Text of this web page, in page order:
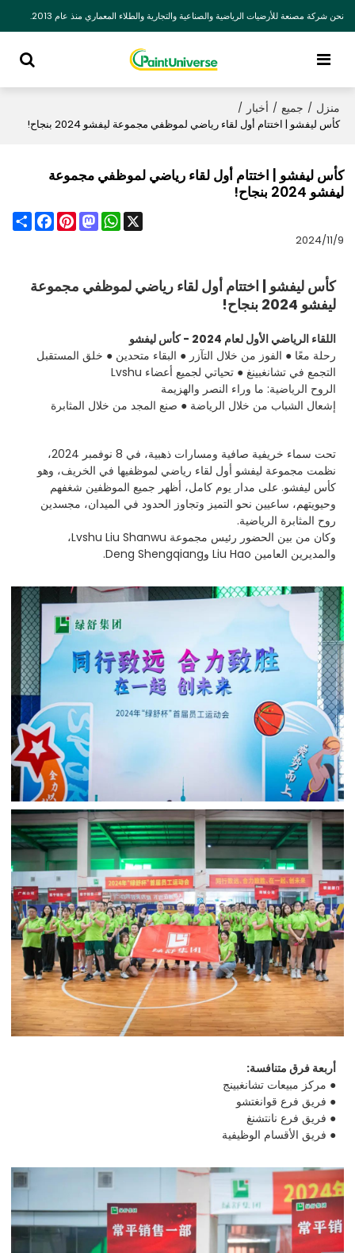
نحن شركة مصنعة للأرضيات الرياضية والصناعية والتجارية والطلاء المعماري منذ عام 2013.
منزل / جميع / أخبار /
كأس ليفشو | اختتام أول لقاء رياضي لموظفي مجموعة ليفشو 2024 بنجاح!
كأس ليفشو | اختتام أول لقاء رياضي لموظفي مجموعة
ليفشو 2024 بنجاح!
Share
FacebookPinterest
Mastodon
WhatsApp
X
2024/11/9
كأس ليفشو | اختتام أول لقاء رياضي لموظفي مجموعة
ليفشو 2024 بنجاح!
اللقاء الرياضي الأول لعام 2024 - كأس ليفشو
رحلة معًا ● الفوز من خلال التآزر ● البقاء متحدين ● خلق المستقبل
التجمع في تشانغبينغ ● تحياتي لجميع أعضاء Lvshu
الروح الرياضية: ما وراء النصر والهزيمة
إشعال الشباب من خلال الرياضة ● صنع المجد من خلال المثابرة
تحت سماء خريفية صافية ومسارات ذهبية، في 8 نوفمبر 2024،
نظمت مجموعة ليفشو أول لقاء رياضي لموظفيها في الخريف، وهو
كأس ليفشو. على مدار يوم كامل، أظهر جميع الموظفين شغفهم
وحيويتهم، ساعيين نحو التميز وتجاوز الحدود في الميدان، مجسدين
روح المثابرة الرياضية.
وكان من بين الحضور رئيس مجموعة Lvshu Liu Shanwu،
والمديرين العامين Liu Hao وDeng Shengqiang.
أربعة فرق متنافسة:
● مركز مبيعات تشانغبينج
● فريق فرع قوانغتشو
● فريق فرع نانتشنغ
● فريق الأقسام الوظيفية